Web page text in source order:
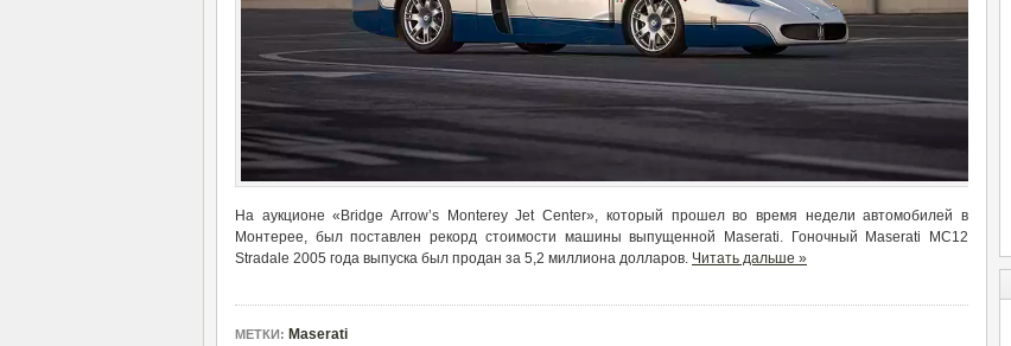
На аукционе «Bridge Arrow’s Monterey Jet Center», который прошел во время недели автомобилей в
Монтерее, был поставлен рекорд стоимости машины выпущенной Maserati. Гоночный Maserati MC12
Stradale 2005 года выпуска был продан за 5,2 миллиона долларов. Читать дальше »
МЕТКИ: Maserati